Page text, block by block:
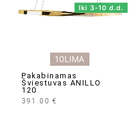
10LIMA
Iki 3-10 d.d.
Pakabinamas
Šviestuvas ANILLO
120
391.00 €